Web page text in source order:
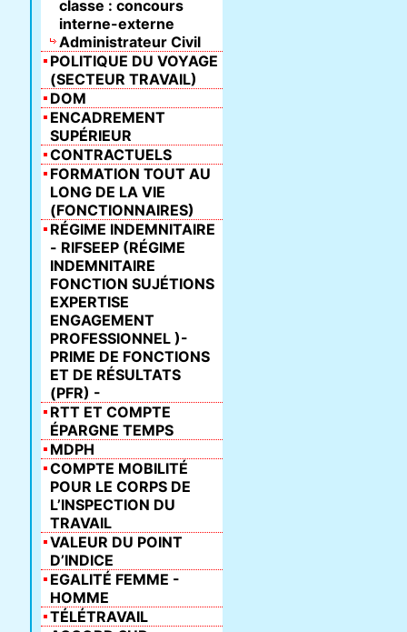
classe : concours
interne-externe
Administrateur Civil
POLITIQUE DU VOYAGE
(SECTEUR TRAVAIL)
DOM
ENCADREMENT
SUPÉRIEUR
CONTRACTUELS
FORMATION TOUT AU
LONG DE LA VIE
(FONCTIONNAIRES)
RÉGIME INDEMNITAIRE
- RIFSEEP (RÉGIME
INDEMNITAIRE
FONCTION SUJÉTIONS
EXPERTISE
ENGAGEMENT
PROFESSIONNEL )-
PRIME DE FONCTIONS
ET DE RÉSULTATS
(PFR) -
RTT ET COMPTE
ÉPARGNE TEMPS
MDPH
COMPTE MOBILITÉ
POUR LE CORPS DE
L’INSPECTION DU
TRAVAIL
VALEUR DU POINT
D’INDICE
EGALITÉ FEMME -
HOMME
TÉLÉTRAVAIL